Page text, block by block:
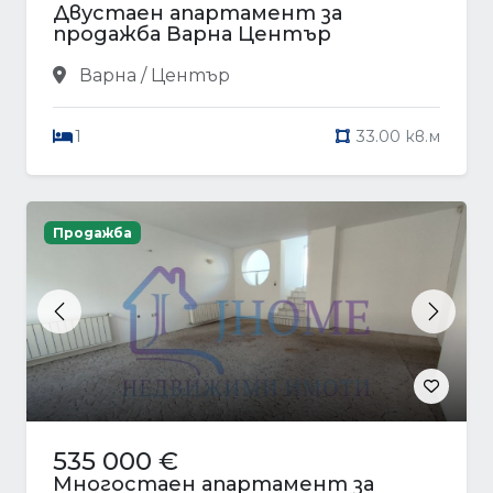
Двустаен апартамент за
продажба Варна Център
Варна / Център
1 33.00 кв.м
Previous Next
Продажба
535 000 €
Многостаен апартамент за